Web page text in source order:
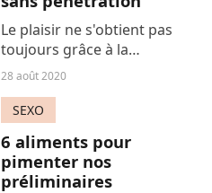
Le plaisir ne s'obtient pas
toujours grâce à la
pénétration, on est au
maintenant, quels sont les
moyens concrets pour
prendre son pied autrement
? En voici 5.
28 août 2020
SEXO
6 aliments pour
pimenter nos
préliminaires